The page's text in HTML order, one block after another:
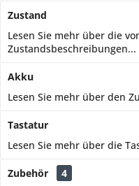
Zustand
Lesen Sie mehr über die
Zustandsbeschreibungen...
Akku
Lesen Sie mehr über den
Tastatur
Lesen Sie mehr über die
Zubehör 4